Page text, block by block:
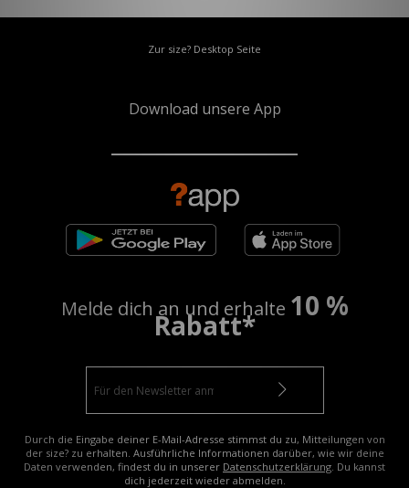
Zur size? Desktop Seite
Download unsere App
Melde dich an und erhalte 10 %
Rabatt*
Durch die Eingabe deiner E-Mail-Adresse stimmst du zu, Mitteilungen von
der size? zu erhalten. Ausführliche Informationen darüber, wie wir deine
Daten verwenden, findest du in unserer Datenschutzerklärung. Du kannst
dich jederzeit wieder abmelden.